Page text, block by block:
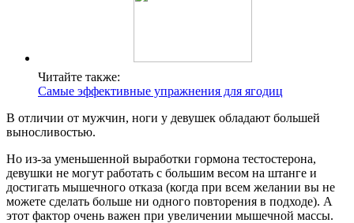
Читайте также:
Самые эффективные упражнения для ягодиц
В отличии от мужчин, ноги у девушек обладают большей
выносливостью.
Но из-за уменьшенной выработки гормона тестостерона,
девушки не могут работать с большим весом на штанге и
достигать мышечного отказа (когда при всем желании вы не
можете сделать больше ни одного повторения в подходе). А
этот фактор очень важен при увеличении мышечной массы.